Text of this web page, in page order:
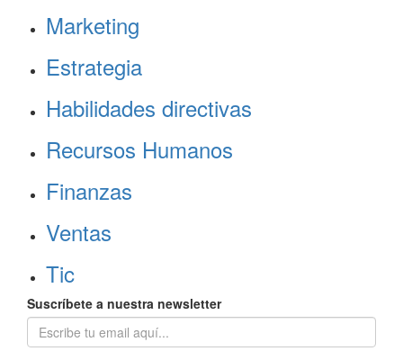
Marketing
Estrategia
Habilidades directivas
Recursos Humanos
Finanzas
Ventas
Tic
Suscríbete a nuestra newsletter